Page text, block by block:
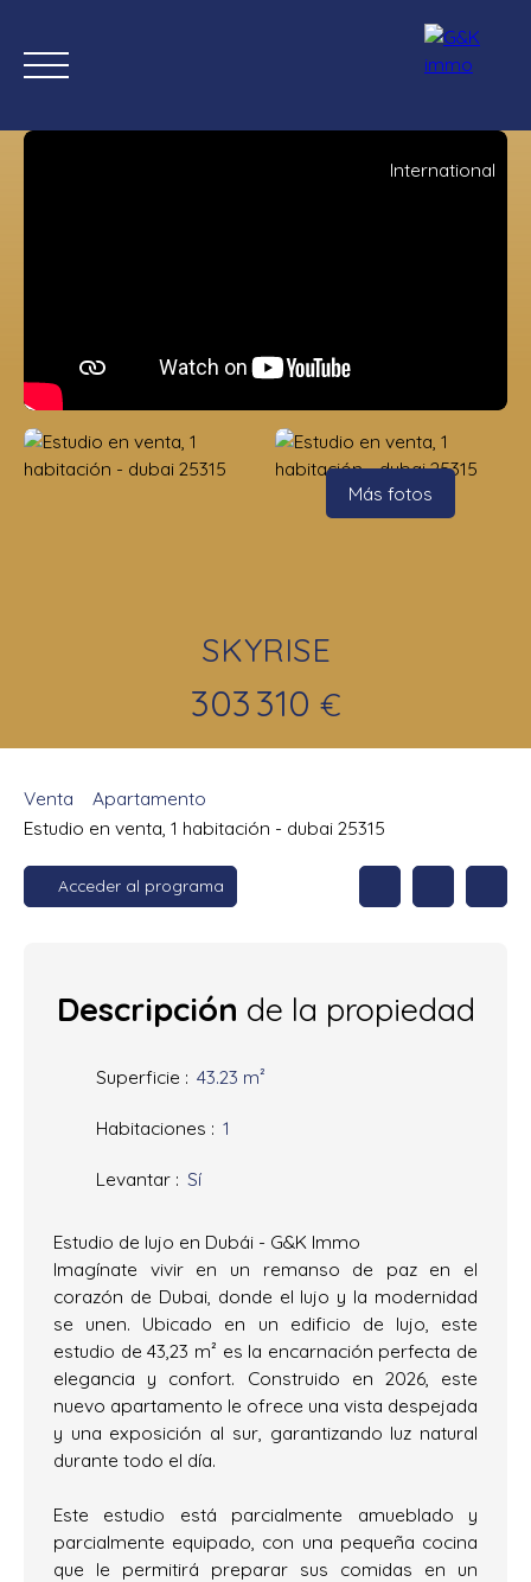
Comprar ahora Nuevas propiedades
Estimación
International
Más fotos
SKYRISE
303 310 €
Venta
Apartamento
Estudio en venta, 1 habitación - dubai 25315
Acceder al programa
Descripción de la propiedad
Superficie : 43.23 m²
Habitaciones : 1
Levantar : Sí
Estudio de lujo en Dubái - G&K Immo
Imagínate vivir en un remanso de paz en el
corazón de Dubai, donde el lujo y la modernidad
se unen. Ubicado en un edificio de lujo, este
estudio de 43,23 m² es la encarnación perfecta de
elegancia y confort. Construido en 2026, este
nuevo apartamento le ofrece una vista despejada
y una exposición al sur, garantizando luz natural
durante todo el día.
Este estudio está parcialmente amueblado y
parcialmente equipado, con una pequeña cocina
que le permitirá preparar sus comidas en un